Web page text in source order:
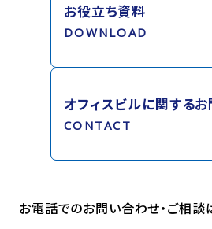
お役立ち資料
DOWNLOAD
オフィスビルに関する
CONTACT
お電話でのお問い合わせ・ご相談